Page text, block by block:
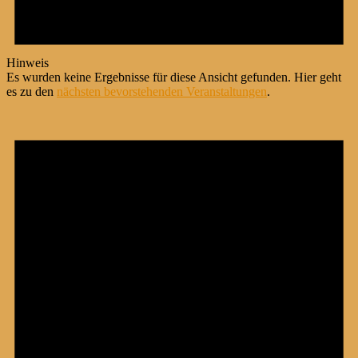
Hinweis
Es wurden keine Ergebnisse für diese Ansicht gefunden. Hier geht
es zu den nächsten bevorstehenden Veranstaltungen.